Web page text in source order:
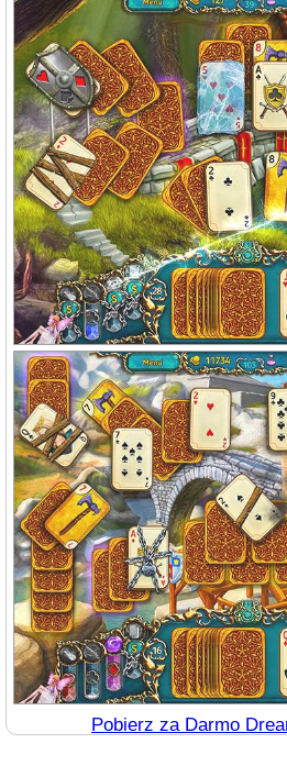
Pobierz za Darmo